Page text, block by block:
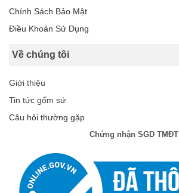
Chính Sách Bảo Mật
Điều Khoản Sử Dụng
Về chúng tôi
Giới thiệu
Tin tức gốm sứ
Câu hỏi thường gặp
Chứng nhận SGD TMĐT